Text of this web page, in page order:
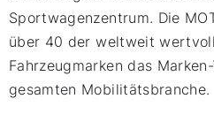
Sportwagenzentrum. Die
über 40 der weltweit
Fahrzeugmarken das
gesamten Mobilitätsbranche.